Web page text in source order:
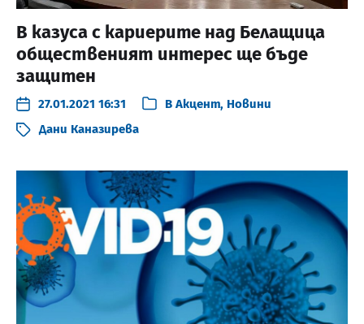
В казуса с кариерите над Белащица
общественият интерес ще бъде
защитен
27.01.2021 16:31 В Акцент, Новини
Дани Каназирева